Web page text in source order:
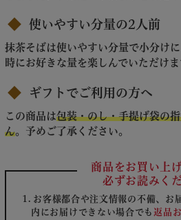
使いやすい分量の2人前
抹茶そばは使いやすい分量で小分け
時にお好きな量を楽しんでいただけま
ギフトでご利用の方へ
この商品は包装・のし・手提げ袋の
ん。予めご了承ください。
商品をお買い上
必ずお読みく
お客様都合や注文情報の不備、お
内にお届けできない場合でも返品